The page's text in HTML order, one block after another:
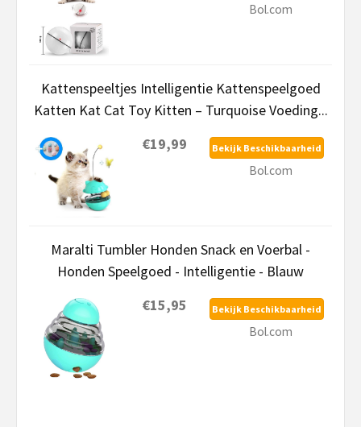
Bol.com
Kattenspeeltjes Intelligentie Kattenspeelgoed
Katten Kat Cat Toy Kitten – Turquoise Voeding...
€19,99
Bekijk Beschikbaarheid
Bol.com
Maralti Tumbler Honden Snack en Voerbal -
Honden Speelgoed - Intelligentie - Blauw
€15,95
Bekijk Beschikbaarheid
Bol.com